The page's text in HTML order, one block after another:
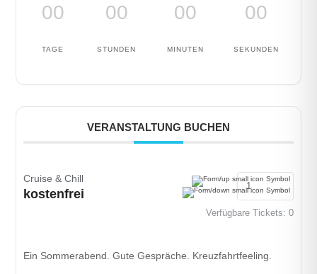
00
TAGE
00
STUNDEN
00
MINUTEN
00
SEKUNDEN
VERANSTALTUNG BUCHEN
Cruise & Chill
kostenfrei
Verfügbare Tickets: 0
Ein Sommerabend. Gute Gespräche. Kreuzfahrtfeeling.